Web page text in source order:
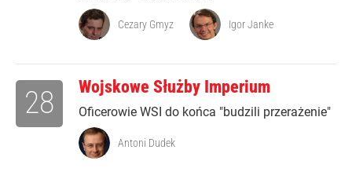
Cezary Gmyz Igor Janke
Wojskowe Służby Imperium
Oficerowie WSI do końca "budzili przerażenie"
28
Antoni Dudek